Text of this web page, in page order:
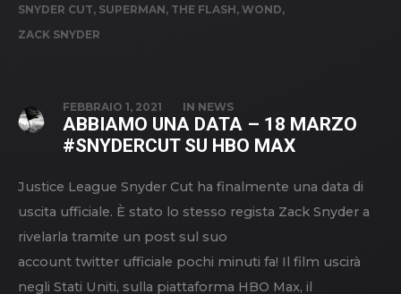
SNYDER CUT, SUPERMAN, THE FLASH, WOND,
ZACK SNYDER
FEBBRAIO 1, 2021 IN NEWS
ABBIAMO UNA DATA – 18 MARZO
#SNYDERCUT SU HBO MAX
Justice League Snyder Cut ha finalmente una data di
uscita ufficiale. È stato lo stesso regista Zack Snyder a
rivelarla tramite un post sul suo
account twitter ufficiale pochi minuti fa! Il film uscirà
negli Stati Uniti, sulla piattaforma HBO Max, il